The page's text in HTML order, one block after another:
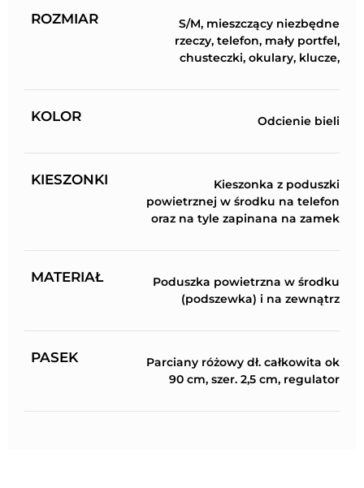
ROZMIAR
S/M, mieszczący niezbędne
rzeczy, telefon, mały portfel,
chusteczki, okulary, klucze,
KOLOR Odcienie bieli
KIESZONKI
Kieszonka z poduszki
powietrznej w środku na telefon
oraz na tyle zapinana na zamek
MATERIAŁ
Poduszka powietrzna w środku
(podszewka) i na zewnątrz
PASEK
Parciany różowy dł. całkowita ok
90 cm, szer. 2,5 cm, regulator